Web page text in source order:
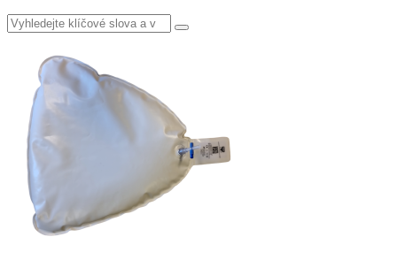
Vyhledat